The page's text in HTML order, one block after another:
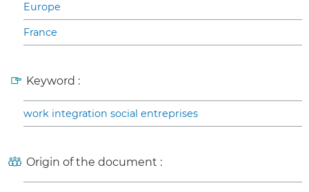
Europe
France
Keyword :
work integration social entreprises
Origin of the document :